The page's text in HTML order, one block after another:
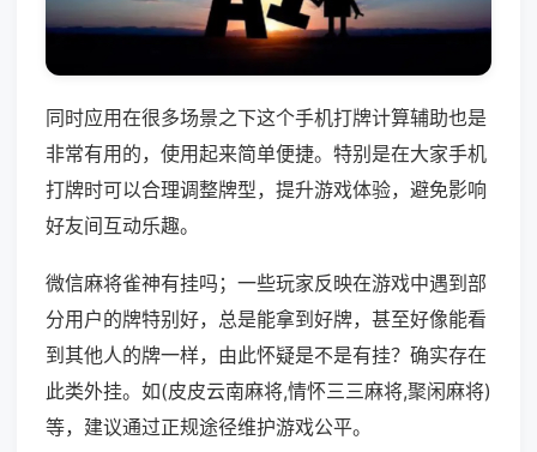
同时应用在很多场景之下这个手机打牌计算辅助也是
非常有用的，使用起来简单便捷。特别是在大家手机
打牌时可以合理调整牌型，提升游戏体验，避免影响
好友间互动乐趣。
微信麻将雀神有挂吗；一些玩家反映在游戏中遇到部
分用户的牌特别好，总是能拿到好牌，甚至好像能看
到其他人的牌一样，由此怀疑是不是有挂？确实存在
此类外挂。如(皮皮云南麻将,情怀三三麻将,聚闲麻将)
等，建议通过正规途径维护游戏公平。